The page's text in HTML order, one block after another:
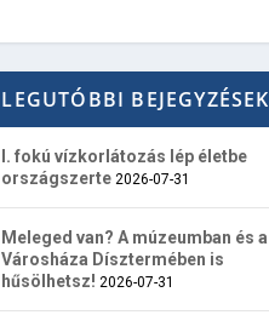
LEGUTÓBBI BEJEGYZÉSEK
I. fokú vízkorlátozás lép életbe
országszerte 2026-07-31
Meleged van? A múzeumban és a
Városháza Dísztermében is
hűsölhetsz! 2026-07-31